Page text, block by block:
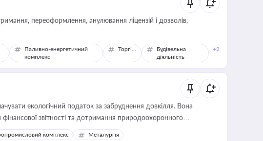
переоформлення, анулювання ліцензій і дозволів,
Паливно-енергетичний
комплекс
Торгівля
Будівельна
діяльність
+2
екологічний податок за забруднення довкілля. Вона
звітності та дотримання природоохоронного
комплекс Металургія